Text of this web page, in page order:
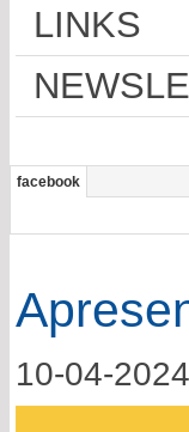
LINKS
facebook
10-04-2024